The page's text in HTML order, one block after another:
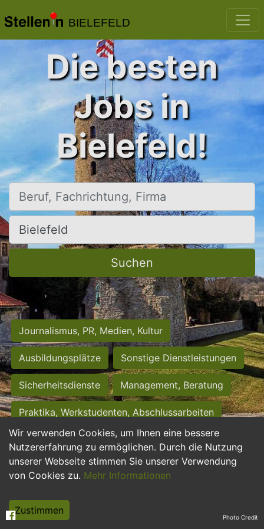
BIELEFELD
Wir verwenden Cookies, um Ihnen eine bessere
Nutzererfahrung zu ermöglichen. Durch die Nutzung
unserer Webseite stimmen Sie unserer Verwendung
von Cookies zu. Mehr Informationen
Zustimmen
Die besten
Jobs in
Bielefeld!
Beruf, Fachrichtung, Firma
Ort, Stadt
Suchen
Journalismus, PR, Medien, Kultur
Ausbildungsplätze Sonstige Dienstleistungen
Sicherheitsdienste Management, Beratung
Praktika, Werkstudenten, Abschlussarbeiten
Personalwesen Assistenz, Sekretariat
Hilfskräfte, Aushilfs- und Nebenjobs
Weiterbildung, Studium, duale Ausbildung Photo Credit